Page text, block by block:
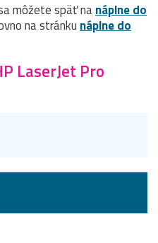
môžete späť nanáplne do
na stránkunáplne do
LaserJet Pro